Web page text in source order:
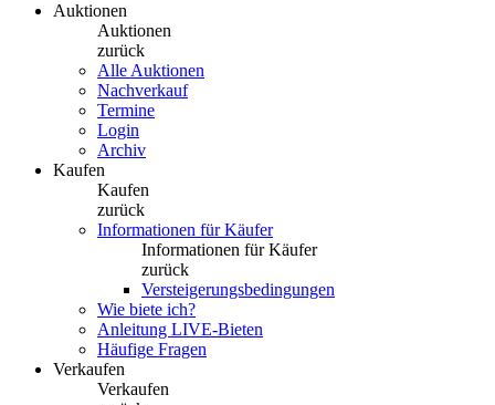
Auktionen
Auktionen
zurück
Alle Auktionen
Nachverkauf
Termine
Login
Archiv
Kaufen
Kaufen
zurück
Informationen für Käufer
Informationen für Käufer
zurück
Versteigerungsbedingungen
Wie biete ich?
Anleitung LIVE-Bieten
Häufige Fragen
Verkaufen
Verkaufen